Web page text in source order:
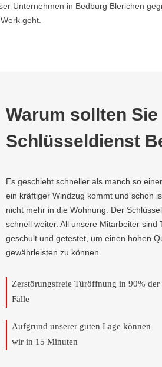
Unternehmen in Bedburg Blerichen
geht.
Warum sollten
Schlüsseldienst
Es geschieht schneller als manch so
ein kräftiger Windzug kommt und schon
nicht mehr in die Wohnung. Der
schnell weiter. All unsere Mitarbeiter
geschult und getestet, um einen hohen
gewährleisten zu können.
Zerstörungsfreie Türöffnung in 90% der
Fälle
Aufgrund unserer guten Lage können
wir in 15 Minuten